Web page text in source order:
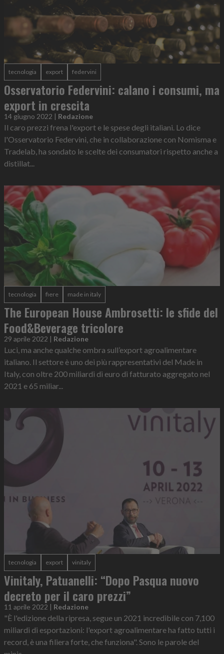
tecnologia export federvini
Osservatorio Federvini: calano i consumi, ma
export in crescita
14 giugno 2022 | Redazione
Il caro prezzi frena l'export e le spese degli italiani. Lo dice
l'Osservatorio Federvini, che in collaborazione con Nomisma e
Tradelab, ha sondato le scelte dei consumatori rispetto anche a
distillat...
tecnologia fiere made in italy
The European House Ambrosetti: le sfide del
Food&Beverage tricolore
29 aprile 2022 | Redazione
Luci, ma anche qualche ombra sull’export agroalimentare
italiano. Il settore è uno dei più rappresentativi del Made in
Italy, con oltre 200 miliardi di euro di fatturato aggregato nel
2021 e 65 miliar...
tecnologia export vinitaly
Vinitaly, Patuanelli: “Dopo Pasqua nuovo
decreto per il caro prezzi”
11 aprile 2022 | Redazione
"È l'edizione della ripresa, segue un 2021 incredibile con 7,100
miliardi di esportazioni: l'export agroalimentare ha fatto tutti i
record, è una filiera forte, che funziona". Sono le parole del